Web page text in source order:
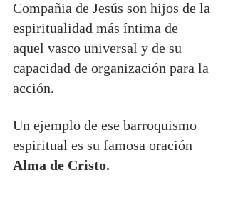
Compañia de Jesús son hijos de la
espiritualidad más íntima de
aquel vasco universal y de su
capacidad de organización para la
acción.
Un ejemplo de ese barroquismo
espiritual es su famosa oración
Alma de Cristo.